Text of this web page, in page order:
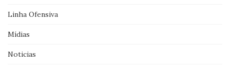
Linha Ofensiva
Mídias
Noticias